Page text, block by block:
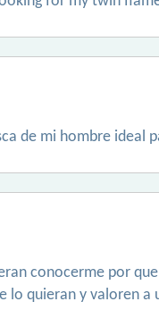
de mi hombre ideal
conocerme por
lo quieran y valoren